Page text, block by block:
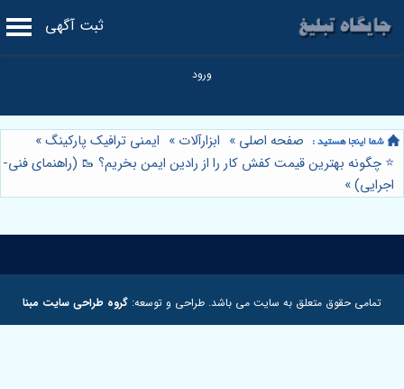
ثبت آگهی
صفحه اصلی » ابزارآلات » ایمنی ترافیک پارکینگ»
⭐️ چگونه بهترین قیمت کفش کار را از رادین ایمن بخریم؟ 🥾 (راهنمای فنی-
اجرایی)»
تمامی حقوق متعلق به سایت می باشد. طراحی و توسعه: گروه طراحی سایت مبنا